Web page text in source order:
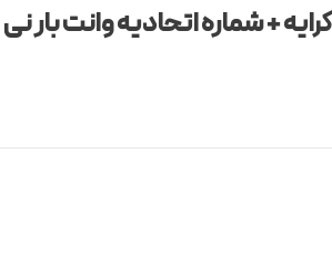
+ شماره اتحادیه وانت بار